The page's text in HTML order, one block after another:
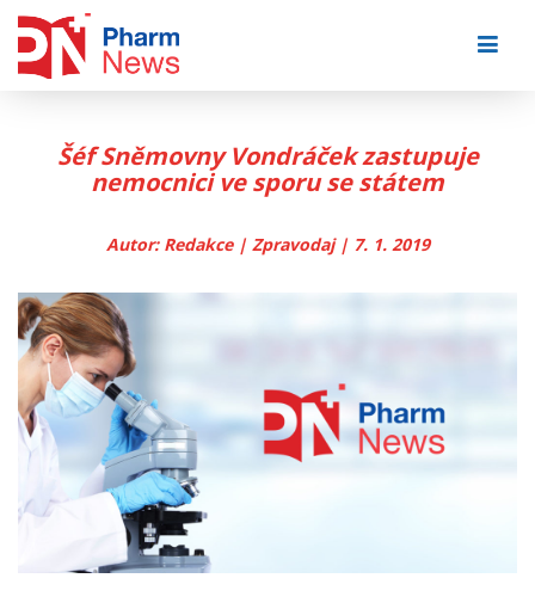
Šéf Sněmovny Vondráček zastupuje
nemocnici ve sporu se státem
Autor: Redakce | Zpravodaj | 7. 1. 2019